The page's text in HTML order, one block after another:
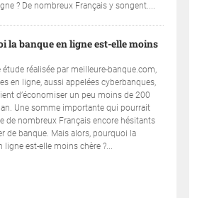
? De nombreux Français y songent....
la banque en ligne est-elle moins
étude réalisée par meilleure-banque.com,
en ligne, aussi appelées cyberbanques,
d’économiser un peu moins de 200
Une somme importante qui pourrait
de nombreux Français encore hésitants
de banque. Mais alors, pourquoi la
ligne est-elle moins chère ?...